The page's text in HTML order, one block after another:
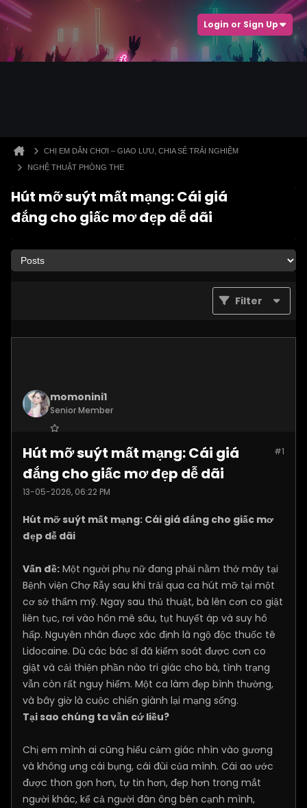
Login or Sign Up
CHỊ EM DÂN CHƠI – GIAO LƯU, CHIA SẺ TRẢI NGHIỆM
NGHỆ THUẬT PHÒNG THE
Hút mỡ suýt mất mạng: Cái giá
đắng cho giấc mơ đẹp dễ dãi
Filter
momonini1
Senior Member
Posts: 5399 #1
Hút mỡ suýt mất mạng: Cái giá
đắng cho giấc mơ đẹp dễ dãi
13-05-2026, 06:22 PM
Hút mỡ suýt mất mạng: Cái giá đắng cho giấc mơ
đẹp dễ dãi
Vấn đề: Một người phụ nữ đang phải nằm thở máy tại
Bệnh viện Chợ Rẫy sau khi trải qua ca hút mỡ tại một
cơ sở thẩm mỹ. Ngay sau thủ thuật, bà lên cơn co giật
liên tục, rơi vào hôn mê sâu, tụt huyết áp và suy hô
hấp. Nguyên nhân được xác định là ngộ độc thuốc tê
Lidocaine. Dù các bác sĩ đã kiểm soát được cơn co
giật và cải thiện phần nào tri giác cho bà, tình trạng
vẫn còn rất nguy hiểm. Một ca làm đẹp bình thường,
và bây giờ là cuộc chiến giành lại mạng sống.
Tại sao chúng ta vẫn cứ liều?
Chị em mình ai cũng hiểu cảm giác nhìn vào gương
và không ưng cái bụng, cái đùi của mình. Cái ao ước
được thon gọn hơn, tự tin hơn, đẹp hơn trong mắt
người khác, kể cả người đàn ông bên cạnh mình,